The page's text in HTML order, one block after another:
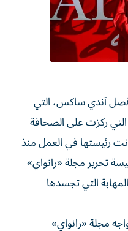
فصل آندي ساكس، التي
ركزت على الصحافة
رئيستها في ⁠العمل منذ
تحرير مجلة «رانواي»
التي تجسدها
مجلة «رانواي»